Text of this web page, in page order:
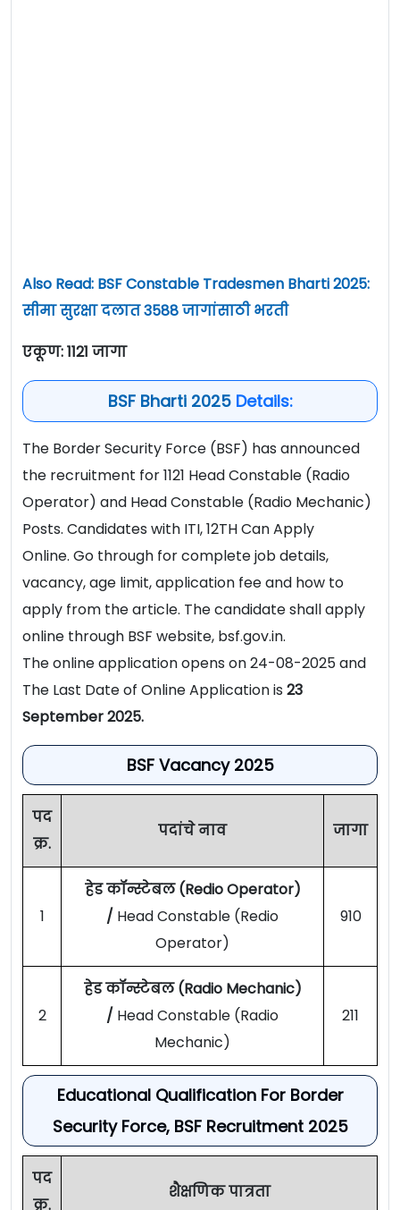
Also Read: BSF Constable Tradesmen Bharti 2025:
सीमा सुरक्षा दलात 3588 जागांसाठी भरती
एकूण: 1121 जागा
BSF Bharti 2025Details:
The Border Security Force (BSF) has announced
the recruitment for 1121 Head Constable (Radio
Operator) and Head Constable (Radio Mechanic)
Posts. Candidates with ITI, 12TH Can Apply
Online. Go through for complete job details,
vacancy, age limit, application fee and how to
apply from the article. The candidate shall apply
online through BSF website, bsf.gov.in.
The online application opens on 24-08-2025 and
The Last Date of Online Application is 23
September 2025.
BSF Vacancy 2025
पद
क्र.
पदांचे नाव जागा
1
हेड कॉन्स्टेबल (Redio Operator)
/ Head Constable (Redio
Operator)
910
2
हेड कॉन्स्टेबल (Radio Mechanic)
/ Head Constable (Radio
Mechanic)
211
Educational Qualification For Border
Security Force, BSF Recruitment 2025
पद
क्र.
शैक्षणिक पात्रता